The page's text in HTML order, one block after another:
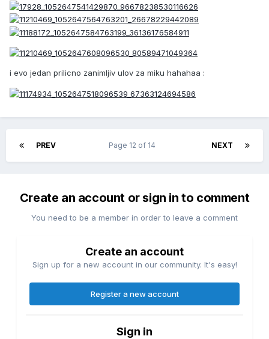
i evo jedan prilicno zanimljiv ulov za miku hahahaa :
PREV NEXT
Page 12 of 14
Create an account or sign in to comment
You need to be a member in order to leave a comment
Create an account
Sign up for a new account in our community. It's easy!
Register a new account
Sign in